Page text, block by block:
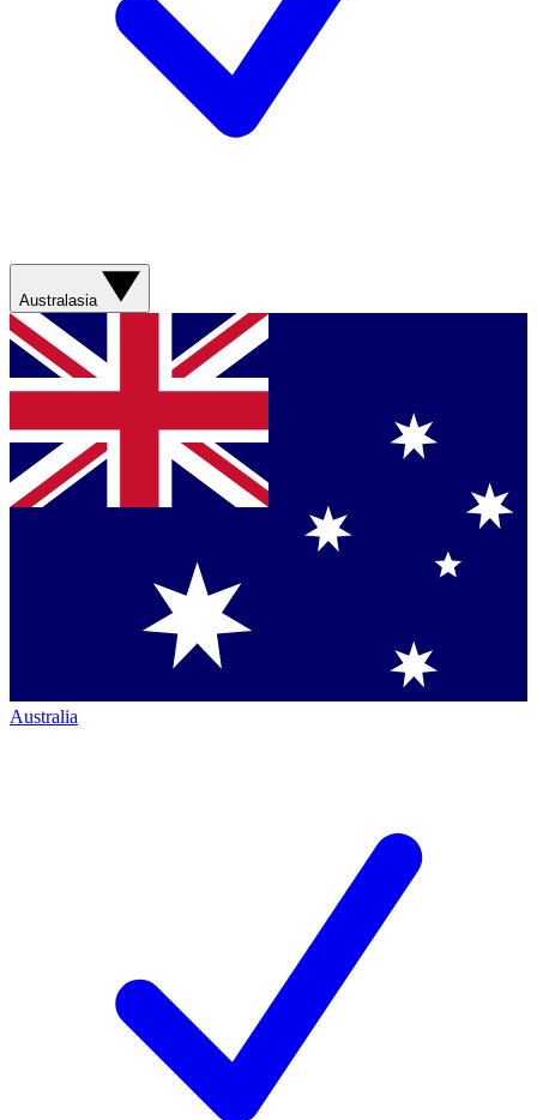
Australasia
Australia